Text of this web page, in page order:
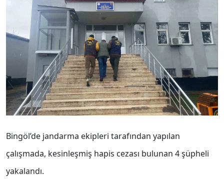
Bingöl’de jandarma ekipleri tarafından yapılan
çalışmada, kesinleşmiş hapis cezası bulunan 4 şüpheli
yakalandı.